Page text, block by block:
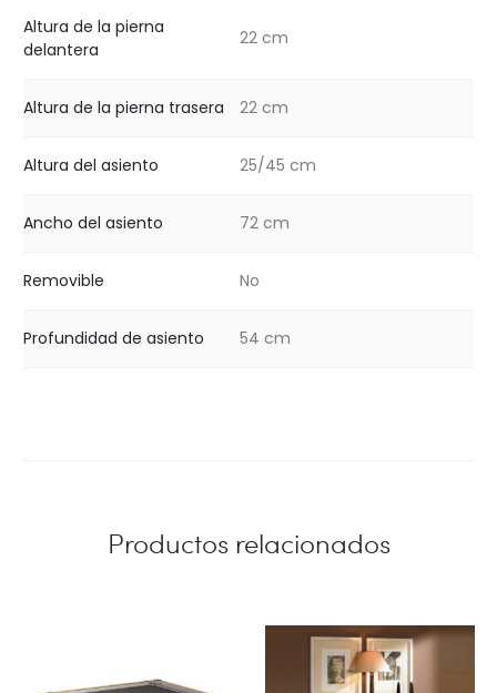
Altura de la pierna
delantera
22 cm
Altura de la pierna trasera 22 cm
Altura del asiento 25/45 cm
Ancho del asiento 72 cm
Removible No
Profundidad de asiento 54 cm
Productos relacionados